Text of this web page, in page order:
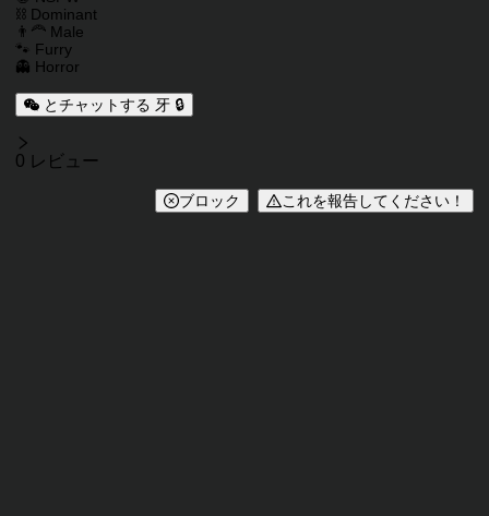
⛓️ Dominant
👨‍🦰 Male
🐾 Furry
👻 Horror
とチャットする 牙 🔒
レビュー
0 レビュー
ブロック これを報告してください！